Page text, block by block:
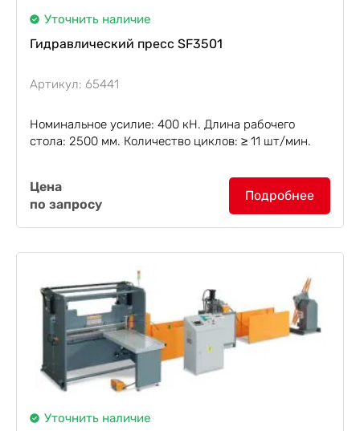
Уточнить наличие
Гидравлический пресс SF3501
Артикул: 65441
Номинальное усилие: 400 кН. Длина рабочего
стола: 2500 мм. Количество циклов: ≥ 11 шт/мин.
, с номинальным
усилием 400 кН, переделан из листогибочного
станка. Пресс используется для вдавливания
стальной ленты...
Цена
по запросу
Подробнее
Уточнить наличие